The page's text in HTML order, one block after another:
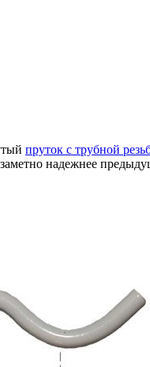
пруток с трубной
надежнее